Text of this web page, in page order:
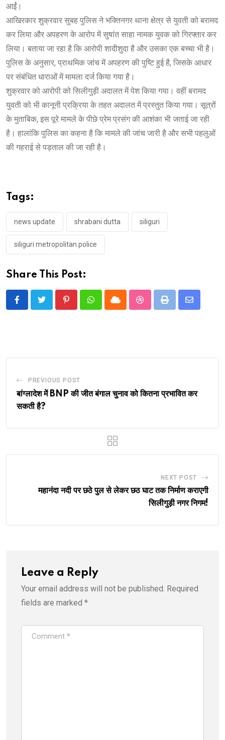
आईं।
आखिरकार शुक्रवार सुबह पुलिस ने भक्तिनगर थाना क्षेत्र से युवती को बरामद
कर लिया और अपहरण के आरोप में सुषांत साहा नामक युवक को गिरफ्तार कर
लिया। बताया जा रहा है कि आरोपी शादीशुदा है और उसका एक बच्चा भी है।
पुलिस के अनुसार, प्राथमिक जांच में अपहरण की पुष्टि हुई है, जिसके आधार
पर संबंधित धाराओं में मामला दर्ज किया गया है।
शुक्रवार को आरोपी को सिलीगुड़ी अदालत में पेश किया गया। वहीं बरामद
युवती को भी कानूनी प्रक्रिया के तहत अदालत में प्रस्तुत किया गया। सूत्रों
के मुताबिक, इस पूरे मामले के पीछे प्रेम प्रसंग की आशंका भी जताई जा रही
है। हालांकि पुलिस का कहना है कि मामले की जांच जारी है और सभी पहलुओं
की गहराई से पड़ताल की जा रही है।
Tags:
news update shrabani dutta siliguri
siliguri metropolitan police
Share This Post:
PinterestWhatsappCloud StumbleUpon
Print
Share
PREVIOUS POST
बांग्लादेश में BNP की जीत बंगाल चुनाव को कितना प्रभावित कर
सकती है?
NEXT POST
महानंदा नदी पर छठे पुल से लेकर छठ घाट तक निर्माण कराएगी
सिलीगुड़ी नगर निगम!
Leave a Reply
Your email address will not be published. Required
fields are marked *